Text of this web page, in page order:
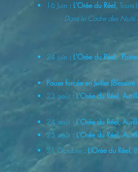
16 Juin : L'Orée du Réel, Tours
- Dans le Cadre des
24 juin : L'Orée du Réel,
Pause forcée en Juillet (Blessure
23 août : L'Orée du Réel,
24 août : L'Orée du Réel,
25 août : L'Orée du Réel,
21 Octobre : L'Orée du Réel,